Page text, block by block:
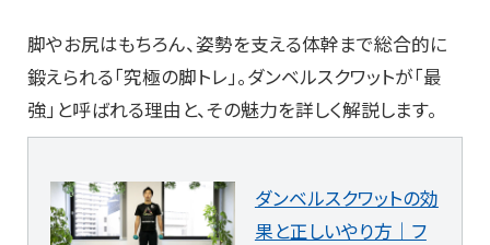
脚やお尻はもちろん、姿勢を支える体幹まで総合的に
鍛えられる「究極の脚トレ」。ダンベルスクワットが「最
強」と呼ばれる理由と、その魅力を詳しく解説します。
ダンベルスクワットの効
果と正しいやり方｜フ